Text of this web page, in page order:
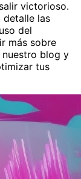
victorioso.
detalle las
del
más sobre
blog y
tus